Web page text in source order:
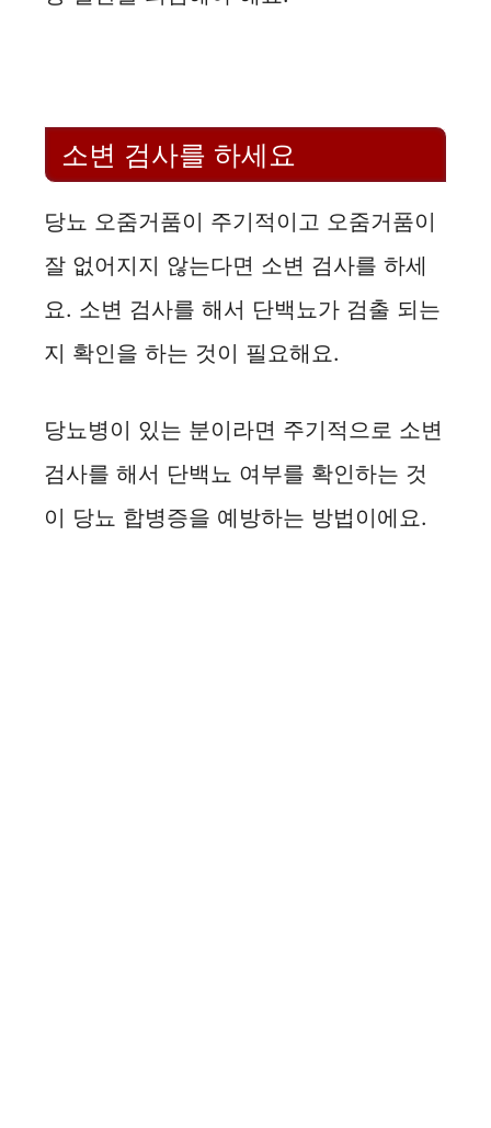
소변 검사를 하세요
당뇨 오줌거품이 주기적이고 오줌거품이
잘 없어지지 않는다면 소변 검사를 하세
요. 소변 검사를 해서 단백뇨가 검출 되는
지 확인을 하는 것이 필요해요.
당뇨병이 있는 분이라면 주기적으로 소변
검사를 해서 단백뇨 여부를 확인하는 것
이 당뇨 합병증을 예방하는 방법이에요.